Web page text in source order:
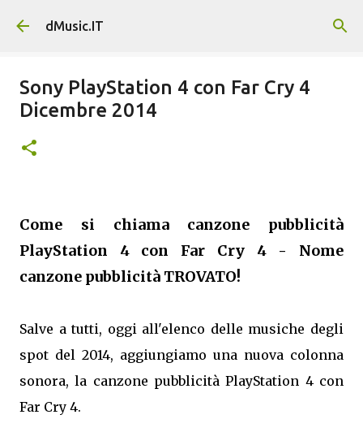
Passa ai contenuti principali
dMusic.IT
Sony PlayStation 4 con Far Cry 4
Dicembre 2014
Come si chiama canzone pubblicità
PlayStation 4 con Far Cry 4 - Nome
canzone pubblicità TROVATO!
Salve a tutti, oggi all'elenco delle musiche degli
spot del 2014, aggiungiamo una nuova colonna
sonora, la canzone pubblicità PlayStation 4 con
Far Cry 4.